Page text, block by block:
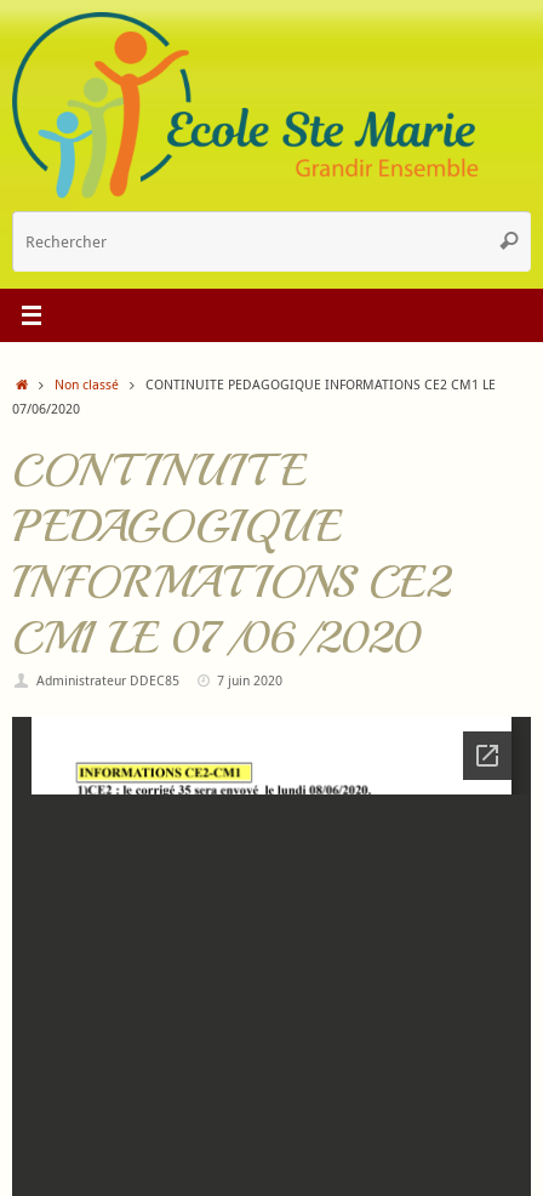
Passer
contenu
:
AccueilNon classé
CONTINUITE PEDAGOGIQUE INFORMATIONS CE2 CM1 LE
07/06/2020
CONTINUITE
PEDAGOGIQUE
INFORMATIONS CE2
CM1 LE 07/06/2020
Administrateur DDEC85 7 juin 2020